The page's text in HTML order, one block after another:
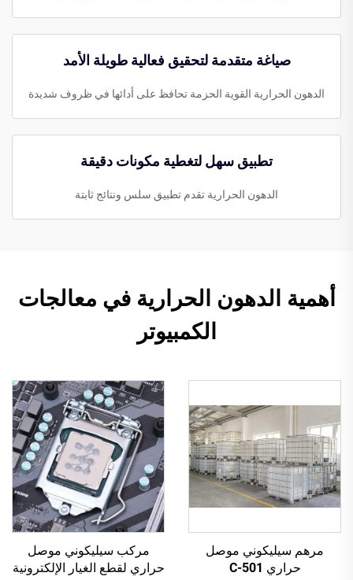
صياغة متقدمة لتحقيق فعالية طويلة الأمد
الدهون الحرارية القوية الحزمة تحافظ على أدائها في ظروف شديدة
تطبيق سهل لتغطية مكونات دقيقة
الدهون الحرارية تقدم تطبيق سلس ونتائج ثابتة
أهمية الدهون الحرارية في معالجات
الكمبيوتر
مرهم سيليكوني موصل
حراري C-501
مركب سيليكوني موصل
حراري لقطع الغيار الإلكترونية